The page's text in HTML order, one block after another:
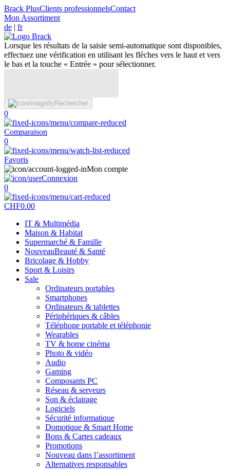
Brack PlusClients professionnelsContact
Mon Assortiment
de | fr
Lorsque les résultats de la saisie semi-automatique sont disponibles,
effectuez une vérification en utilisant les flèches vers le haut et vers
le bas et la touche « Entrée » pour sélectionner.
Rechercher
0
Comparaison
0
Favoris
Mon compte
Connexion
0
CHF0.00
IT & Multimédia
Maison & Habitat
Supermarché & Famille
NouveauBeauté & Santé
Bricolage & Hobby
Sport & Loisirs
Sale
Ordinateurs portables
Smartphones
Ordinateurs & tablettes
Périphériques & câbles
Téléphone portable et téléphonie
Wearables
TV & home cinéma
Photo & vidéo
Audio
Gaming
Composants PC
Réseau & serveurs
Son & éclairage
Logiciels
Sécurité informatique
Domotique & Smart Home
Bons & Cartes cadeaux
Promotions
Nouveau dans l’assortiment
Alternatives responsables